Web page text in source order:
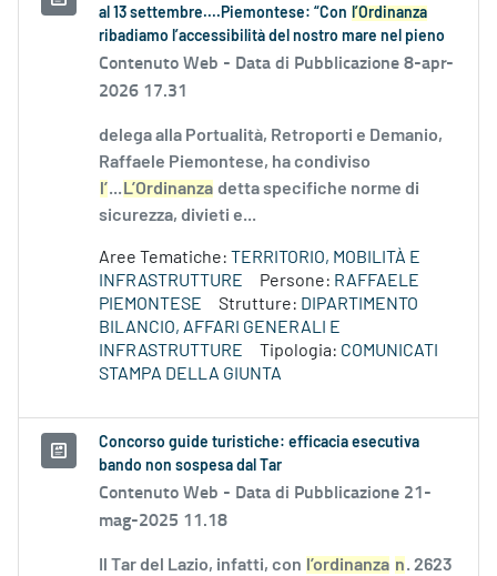
al 13 settembre....Piemontese: “Con l’Ordinanza
ribadiamo l’accessibilità del nostro mare nel pieno
Contenuto Web - Data di Pubblicazione 8-apr-
2026 17.31
delega alla Portualità, Retroporti e Demanio,
Raffaele Piemontese, ha condiviso
l’... L’Ordinanza detta specifiche norme di
sicurezza, divieti e...
Aree Tematiche: TERRITORIO, MOBILITÀ E
INFRASTRUTTURE
Persone: RAFFAELE
PIEMONTESE
Strutture: DIPARTIMENTO
BILANCIO, AFFARI GENERALI E
INFRASTRUTTURE
Tipologia: COMUNICATI
STAMPA DELLA GIUNTA
Concorso guide turistiche: efficacia esecutiva
bando non sospesa dal Tar
Contenuto Web - Data di Pubblicazione 21-
mag-2025 11.18
Il Tar del Lazio, infatti, con l’ordinanza n. 2623